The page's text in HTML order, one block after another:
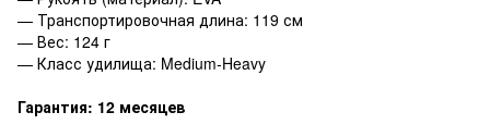
— Транспортировочная длина: 119 см
— Вес: 124 г
— Класс удилища: Medium-Heavy
Гарантия: 12 месяцев